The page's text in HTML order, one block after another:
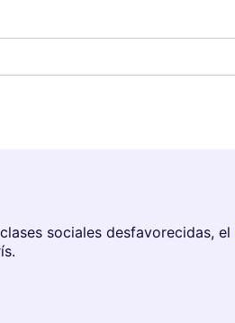
sociales desfavorecidas, el